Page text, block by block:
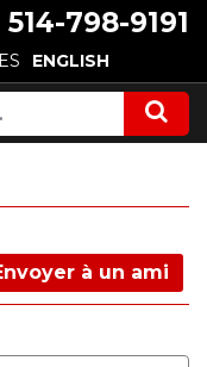
514-798-9191
ENGLISH
à un ami